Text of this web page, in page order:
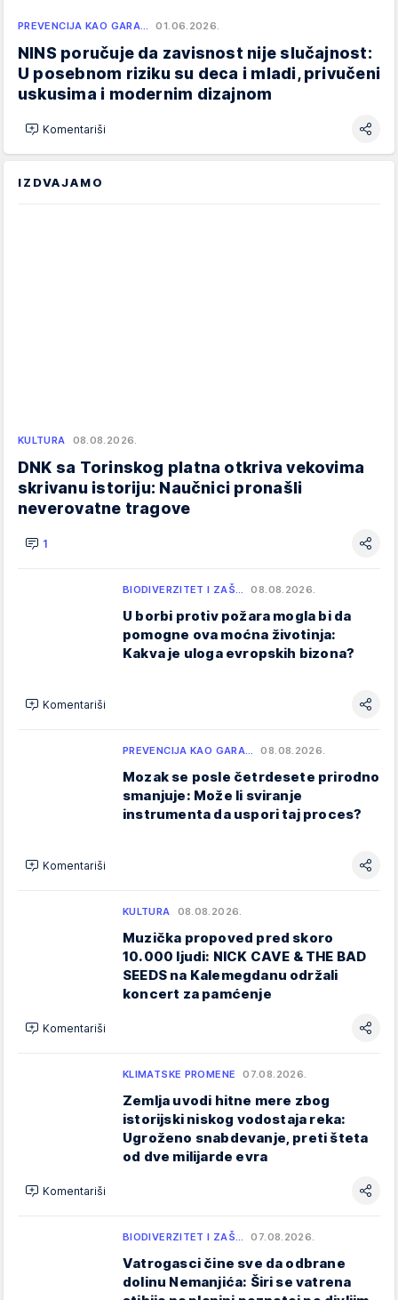
PREVENCIJA KAO GARA… 01.06.2026.
NINS poručuje da zavisnost nije slučajnost:
U posebnom riziku su deca i mladi, privučeni
uskusima i modernim dizajnom
Komentariši
IZDVAJAMO
KULTURA 08.08.2026.
DNK sa Torinskog platna otkriva vekovima
skrivanu istoriju: Naučnici pronašli
neverovatne tragove
1
BIODIVERZITET I ZAŠ… 08.08.2026.
U borbi protiv požara mogla bi da
pomogne ova moćna životinja:
Kakva je uloga evropskih bizona?
Komentariši
PREVENCIJA KAO GARA… 08.08.2026.
Mozak se posle četrdesete prirodno
smanjuje: Može li sviranje
instrumenta da uspori taj proces?
Komentariši
KULTURA 08.08.2026.
Muzička propoved pred skoro
10.000 ljudi: NICK CAVE & THE BAD
SEEDS na Kalemegdanu održali
koncert za pamćenje
Komentariši
KLIMATSKE PROMENE 07.08.2026.
Zemlja uvodi hitne mere zbog
istorijski niskog vodostaja reka:
Ugroženo snabdevanje, preti šteta
od dve milijarde evra
Komentariši
BIODIVERZITET I ZAŠ… 07.08.2026.
Vatrogasci čine sve da odbrane
dolinu Nemanjića: Širi se vatrena